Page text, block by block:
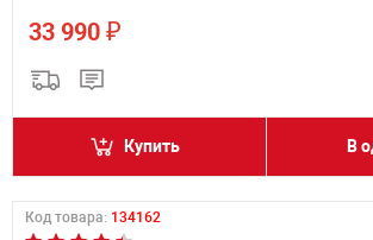
33 990 ₽
Купить В
Код товара: 134162